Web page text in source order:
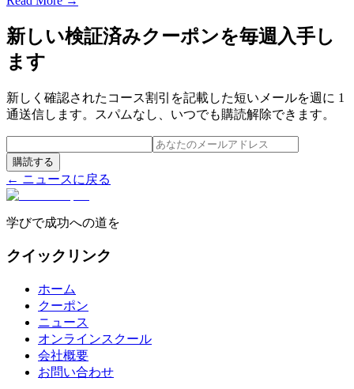
新しい検証済みクーポンを毎週入手し
ます
新しく確認されたコース割引を記載した短いメールを週に 1
通送信します。スパムなし、いつでも購読解除できます。
購読する
← ニュースに戻る
学びで成功への道を
クイックリンク
ホーム
クーポン
ニュース
オンラインスクール
会社概要
お問い合わせ